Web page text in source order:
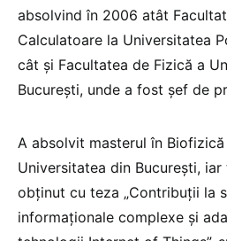
absolvind în 2006 atât
Calculatoare la Universitatea
cât și Facultatea de Fizică a
București, unde a fost șef de
A absolvit masterul în
Universitatea din București,
obținut cu teza „Contribuții la
informaționale complexe și